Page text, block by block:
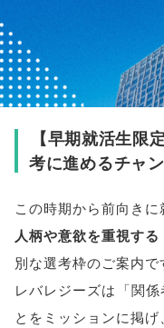
【早期就活生限
考に進めるチャン
この時期から前向き
人柄や意欲を重視する
別な選考枠のご案内で
レバレジーズは 「関係
とをミッションに掲げ、